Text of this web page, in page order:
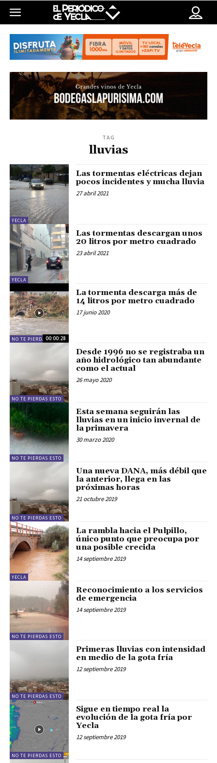
TAG
lluvias
YECLA
Las tormentas eléctricas dejan
pocos incidentes y mucha lluvia
27 abril 2021
YECLA
Las tormentas descargan unos
20 litros por metro cuadrado
23 abril 2021
NO TE PIERDAS ESTO
00:00:28
La tormenta descarga más de
14 litros por metro cuadrado
17 junio 2020
NO TE PIERDAS ESTO
Desde 1996 no se registraba un
año hidrológico tan abundante
como el actual
26 mayo 2020
NO TE PIERDAS ESTO
Esta semana seguirán las
lluvias en un inicio invernal de
la primavera
30 marzo 2020
NO TE PIERDAS ESTO
Una nueva DANA, más débil que
la anterior, llega en las
próximas horas
21 octubre 2019
YECLA
La rambla hacia el Pulpillo,
único punto que preocupa por
una posible crecida
14 septiembre 2019
NO TE PIERDAS ESTO
Reconocimiento a los servicios
de emergencia
14 septiembre 2019
NO TE PIERDAS ESTO
Primeras lluvias con intensidad
en medio de la gota fría
12 septiembre 2019
NO TE PIERDAS ESTO
Sigue en tiempo real la
evolución de la gota fría por
Yecla
12 septiembre 2019